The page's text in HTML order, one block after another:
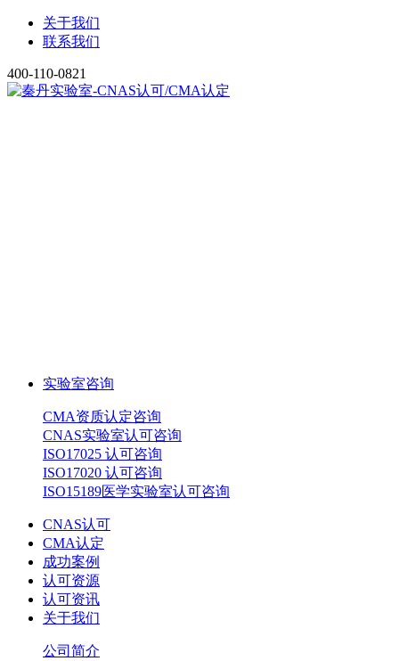
关于我们
联系我们
400-110-0821
实验室咨询
CMA资质认定咨询
CNAS实验室认可咨询
ISO17025 认可咨询
ISO17020 认可咨询
ISO15189医学实验室认可咨询
CNAS认可
CMA认定
成功案例
认可资源
认可资讯
关于我们
公司简介